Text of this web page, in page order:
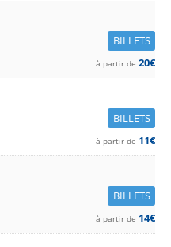
BILLETS
à partir de 20€
BILLETS
à partir de 11€
BILLETS
à partir de 14€